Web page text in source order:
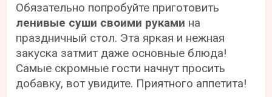
Обязательно попробуйте приготовить
ленивые суши своими руками на
праздничный стол. Эта яркая и нежная
закуска затмит даже основные блюда!
Самые скромные гости начнут просить
добавку, вот увидите. Приятного аппетита!